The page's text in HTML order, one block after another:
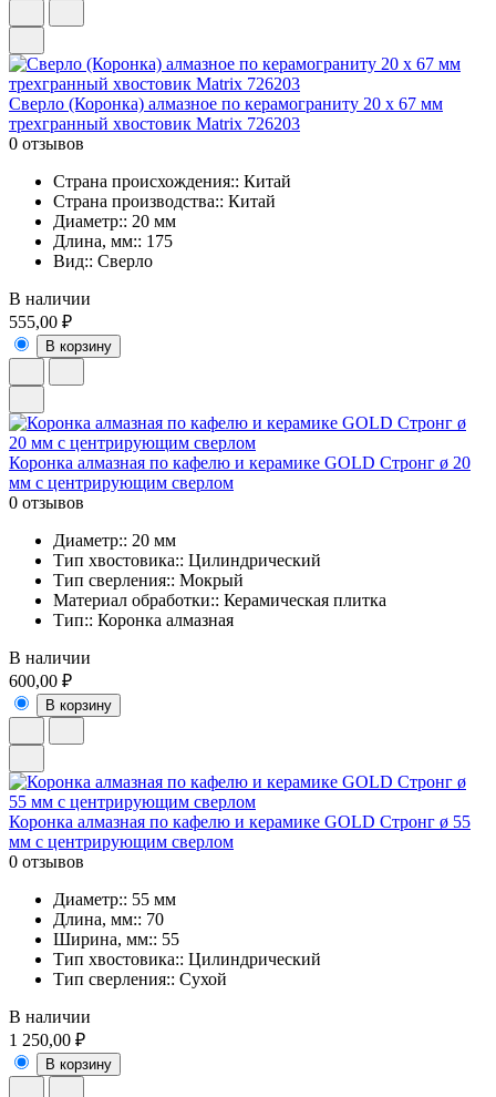
Сверло (Коронка) алмазное по керамограниту 20 х 67 мм
трехгранный хвостовик Matrix 726203
0 отзывов
Страна происхождения:: Китай
Страна производства:: Китай
Диаметр:: 20 мм
Длина, мм:: 175
Вид:: Сверло
В наличии
555,00 ₽
В корзину
Коронка алмазная по кафелю и керамике GOLD Стронг ø 20
мм c центрирующим сверлом
0 отзывов
Диаметр:: 20 мм
Тип хвостовика:: Цилиндрический
Тип сверления:: Мокрый
Материал обработки:: Керамическая плитка
Тип:: Коронка алмазная
В наличии
600,00 ₽
В корзину
Коронка алмазная по кафелю и керамике GOLD Стронг ø 55
мм c центрирующим сверлом
0 отзывов
Диаметр:: 55 мм
Длина, мм:: 70
Ширина, мм:: 55
Тип хвостовика:: Цилиндрический
Тип сверления:: Сухой
В наличии
1 250,00 ₽
В корзину